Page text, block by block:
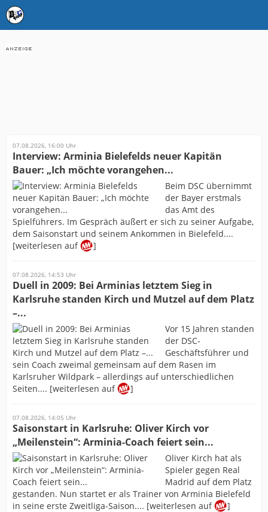
07.08.2026, 16:00 Uhr
Interview: Arminia Bielefelds neuer Kapitän
Bauer: „Ich möchte vorangehen...
Beim DSC übernimmt
der Bayer erstmals
das Amt des
Spielführers. Im Gespräch äußert er sich zu seiner Aufgabe,
dem Saisonstart und seinem Ankommen in Bielefeld....
[weiterlesen auf
]
07.08.2026, 14:53 Uhr
Duell in 2009: Bei Arminias letztem Sieg in
Karlsruhe standen Kirch und Mutzel auf dem Platz
–...
Vor 15 Jahren standen
der DSC-
Geschäftsführer und
sein Coach zweimal gemeinsam auf dem Rasen im
Karlsruher Wildpark – allerdings auf unterschiedlichen
Seiten.... [weiterlesen auf
]
07.08.2026, 14:05 Uhr
Saisonstart in Karlsruhe: Oliver Kirch vor
„Meilenstein“: Arminia-Coach feiert sein...
Oliver Kirch hat als
Spieler gegen Real
Madrid auf dem Platz
gestanden. Nun startet er als Trainer von Arminia Bielefeld
in seine erste Zweitliga-Saison.... [weiterlesen auf
]